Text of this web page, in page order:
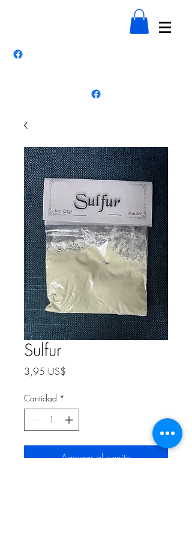
Sulfur
3,95 US$
Cantidad *
Agregar al carrito